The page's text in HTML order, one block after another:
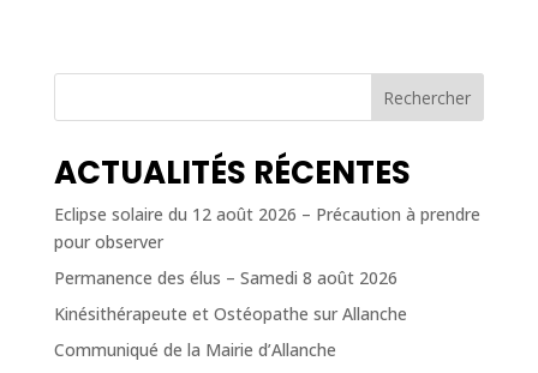
Rechercher
ACTUALITÉS RÉCENTES
Eclipse solaire du 12 août 2026 – Précaution à prendre
pour observer
Permanence des élus – Samedi 8 août 2026
Kinésithérapeute et Ostéopathe sur Allanche
Communiqué de la Mairie d’Allanche